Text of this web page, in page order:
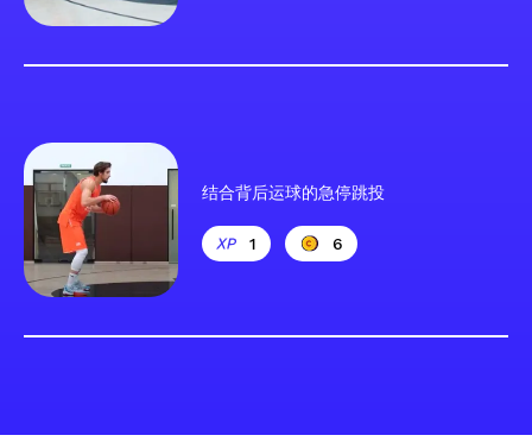
结合背后运球的急停跳投
1 6